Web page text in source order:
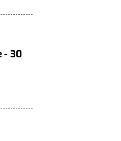
- 30